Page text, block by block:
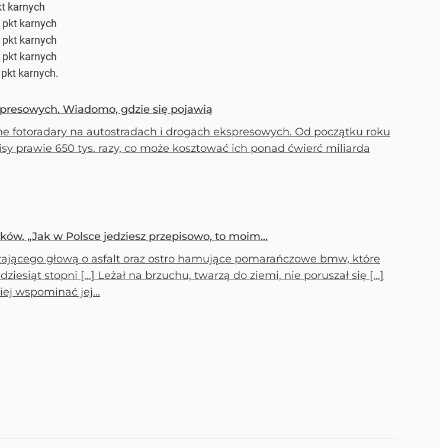
karnych
pkt karnych
pkt karnych
pkt karnych
karnych.
Wiadomo, gdzie się pojawią
fotoradary na autostradach i drogach ekspresowych. Od początku roku
prawie 650 tys. razy, co może kosztować ich ponad ćwierć miliarda
„Jak w Polsce jedziesz przepisowo, to moim...
głową o asfalt oraz ostro hamujące pomarańczowe bmw, które
stopni […] Leżał na brzuchu, twarzą do ziemi, nie poruszał się […]
wspominać jej...